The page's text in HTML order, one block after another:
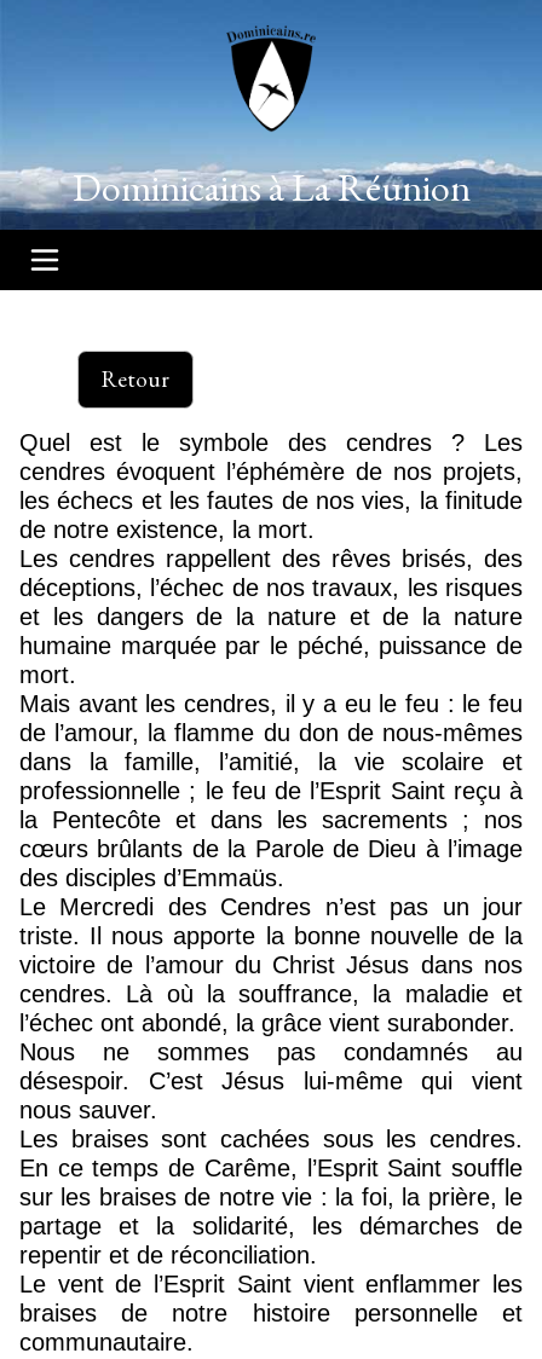
Dominicains à La Réunion
Retour
Quel est le symbole des cendres ? Les
cendres évoquent l’éphémère de nos projets,
les échecs et les fautes de nos vies, la finitude
de notre existence, la mort.
Les cendres rappellent des rêves brisés, des
déceptions, l’échec de nos travaux, les risques
et les dangers de la nature et de la nature
humaine marquée par le péché, puissance de
mort.
Mais avant les cendres, il y a eu le feu : le feu
de l’amour, la flamme du don de nous-mêmes
dans la famille, l’amitié, la vie scolaire et
professionnelle ; le feu de l’Esprit Saint reçu à
la Pentecôte et dans les sacrements ; nos
cœurs brûlants de la Parole de Dieu à l’image
des disciples d’Emmaüs.
Le Mercredi des Cendres n’est pas un jour
triste. Il nous apporte la bonne nouvelle de la
victoire de l’amour du Christ Jésus dans nos
cendres. Là où la souffrance, la maladie et
l’échec ont abondé, la grâce vient surabonder.
Nous ne sommes pas condamnés au
désespoir. C’est Jésus lui-même qui vient
nous sauver.
Les braises sont cachées sous les cendres.
En ce temps de Carême, l’Esprit Saint souffle
sur les braises de notre vie : la foi, la prière, le
partage et la solidarité, les démarches de
repentir et de réconciliation.
Le vent de l’Esprit Saint vient enflammer les
braises de notre histoire personnelle et
communautaire.